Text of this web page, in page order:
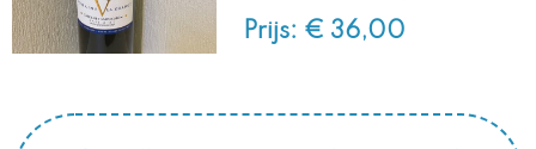
Prijs: € 36,00